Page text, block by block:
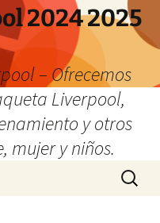
2024 2025
– Ofrecemos
Liverpool,
y otros
mujer y niños.
Buscar: